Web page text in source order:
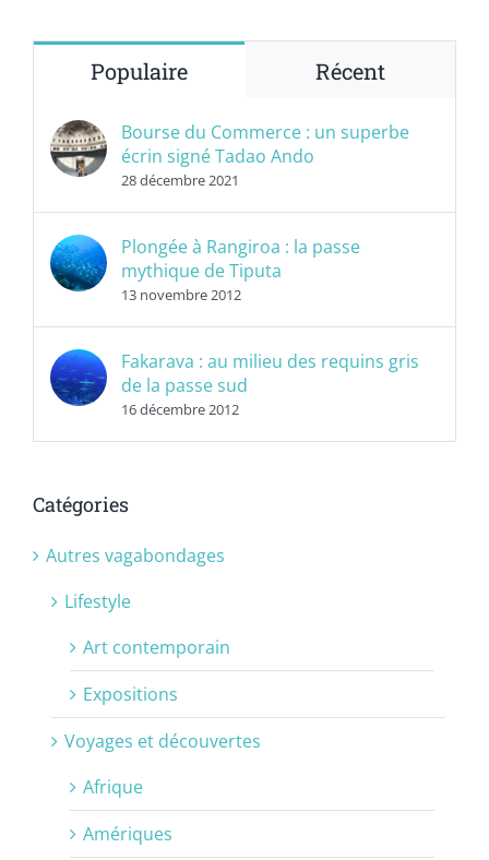
Populaire Récent
Bourse du Commerce : un superbe
écrin signé Tadao Ando
28 décembre 2021
Plongée à Rangiroa : la passe
mythique de Tiputa
13 novembre 2012
Fakarava : au milieu des requins gris
de la passe sud
16 décembre 2012
Catégories
Autres vagabondages
Lifestyle
Art contemporain
Expositions
Voyages et découvertes
Afrique
Amériques